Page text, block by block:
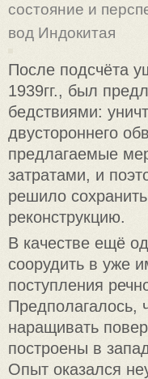
состояние и
вод Индокитая
После подсчёта
1939гг., был
бедствиями:
двустороннего
предлагаемые
затратами, и
решило
реконструкцию.
В качестве ещё
соорудить в уже
поступления
Предполагалось,
наращивать
построены в
Опыт оказался